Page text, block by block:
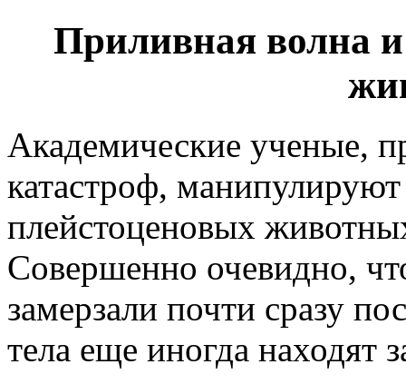
Приливная волна
Академические ученые,
катастроф,
плейстоценовых
Совершенно очевидно,
замерзали почти сразу
тела еще иногда